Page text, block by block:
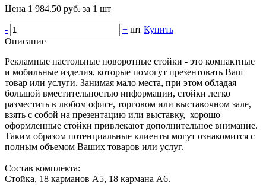
Цена 1 984.50 руб. за 1 шт
- + шт Купить
Описание
Рекламные настольные поворотные стойки - это компактные
и мобильные изделия, которые помогут презентовать Ваш
товар или услуги. Занимая мало места, при этом обладая
большой вместительностью информации, стойки легко
разместить в любом офисе, торговом или выставочном зале,
взять с собой на презентацию или выставку, хорошо
оформленные стойки привлекают дополнительное внимание.
Таким образом потенциальные клиенты могут ознакомится с
полным объемом Ваших товаров или услуг.
Состав комплекта:
Стойка, 18 карманов А5, 18 кармана А6.